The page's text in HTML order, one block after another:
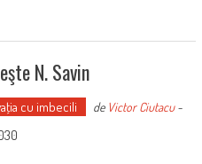
N. Savin
cu imbecili de Victor Ciutacu-